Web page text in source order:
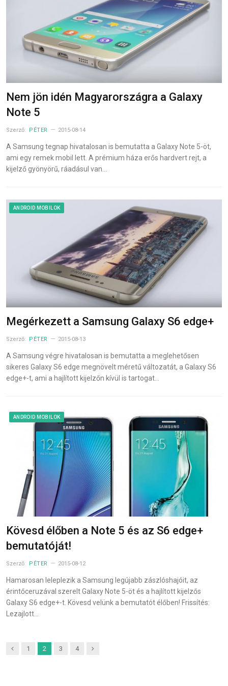
Nem jön idén Magyarországra a Galaxy
Note 5
Szerző: PÉTER 2015-08-14
A Samsung tegnap hivatalosan is bemutatta a Galaxy Note 5-öt,
ami egy remek mobil lett. A prémium háza erős hardvert rejt, a
kijelző gyönyörű, ráadásul van…
ANDROID MOBILOK
Megérkezett a Samsung Galaxy S6 edge+
Szerző: PÉTER 2015-08-13
A Samsung végre hivatalosan is bemutatta a meglehetősen
sikeres Galaxy S6 edge megnövelt méretű változatát, a Galaxy S6
edge+-t, ami a hajlított kijelzőn kívül is tartogat…
ANDROID MOBILOK
Kövesd élőben a Note 5 és az S6 edge+
bemutatóját!
Szerző: PÉTER 2015-08-12
Hamarosan leleplezik a Samsung legújabb zászlóshajóit, az
érintőceruzával szerelt Galaxy Note 5-öt és a hajlított kijelzős
Galaxy S6 edge+-t. Kövesd velünk a bemutatót élőben! Frissítés:
Lezajlott…
Previous
1 2 3 4 Next